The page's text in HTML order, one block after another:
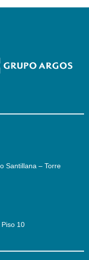
Santillana – Torre
10